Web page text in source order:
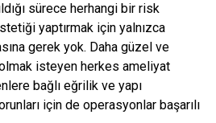
sürece herhangi bir risk
yaptırmak için yalnızca
gerek yok. Daha güzel ve
isteyen herkes ameliyat
bağlı eğrilik ve yapı
için de operasyonlar başarılı